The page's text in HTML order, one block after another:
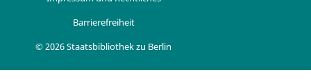
Barrierefreiheit
© 2026 Staatsbibliothek zu Berlin